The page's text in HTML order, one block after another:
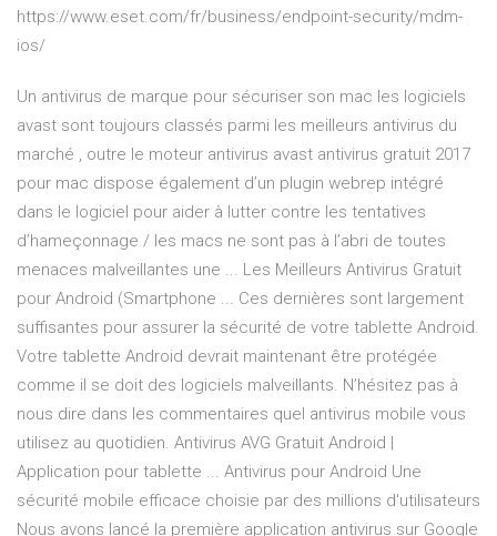
https://www.eset.com/fr/business/endpoint-security/mdm-
ios/
Un antivirus de marque pour sécuriser son mac les logiciels
avast sont toujours classés parmi les meilleurs antivirus du
marché , outre le moteur antivirus avast antivirus gratuit 2017
pour mac dispose également d’un plugin webrep intégré
dans le logiciel pour aider à lutter contre les tentatives
d’hameçonnage / les macs ne sont pas à l’abri de toutes
menaces malveillantes une ... Les Meilleurs Antivirus Gratuit
pour Android (Smartphone ... Ces dernières sont largement
suffisantes pour assurer la sécurité de votre tablette Android.
Votre tablette Android devrait maintenant être protégée
comme il se doit des logiciels malveillants. N’hésitez pas à
nous dire dans les commentaires quel antivirus mobile vous
utilisez au quotidien. Antivirus AVG Gratuit Android |
Application pour tablette ... Antivirus pour Android Une
sécurité mobile efficace choisie par des millions d'utilisateurs
Nous avons lancé la première application antivirus sur Google